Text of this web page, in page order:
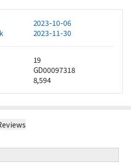
2023-10-06
2023-11-30
19
GD00097318
8,594